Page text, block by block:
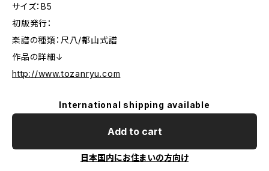
サイズ：B5
初版発行：
楽譜の種類：尺八/都山式譜
作品の詳細↓
http://www.tozanryu.com
International shipping available
Add to cart
日本国内にお住まいの方向け